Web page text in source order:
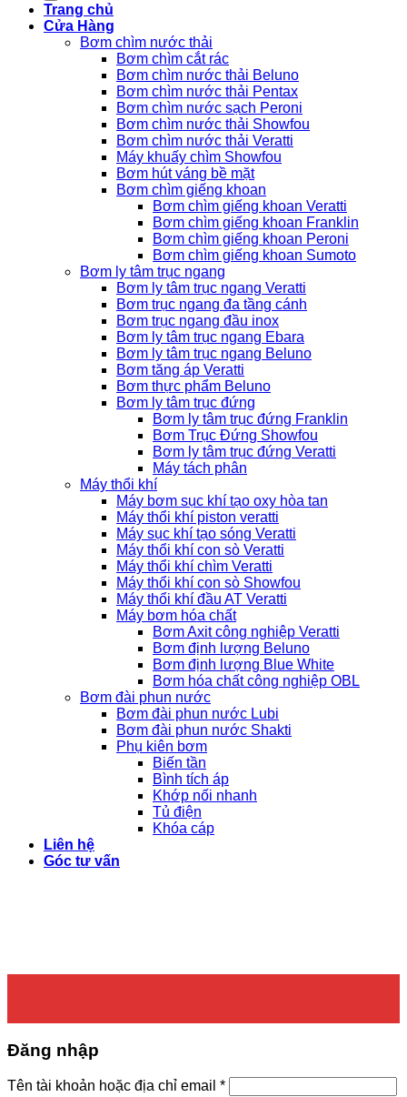
Trang chủ
Cửa Hàng
Bơm chìm nước thải
Bơm chìm cắt rác
Bơm chìm nước thải Beluno
Bơm chìm nước thải Pentax
Bơm chìm nước sạch Peroni
Bơm chìm nước thải Showfou
Bơm chìm nước thải Veratti
Máy khuấy chìm Showfou
Bơm hút váng bề mặt
Bơm chìm giếng khoan
Bơm chìm giếng khoan Veratti
Bơm chìm giếng khoan Franklin
Bơm chìm giếng khoan Peroni
Bơm chìm giếng khoan Sumoto
Bơm ly tâm trục ngang
Bơm ly tâm trục ngang Veratti
Bơm trục ngang đa tầng cánh
Bơm trục ngang đầu inox
Bơm ly tâm trục ngang Ebara
Bơm ly tâm trục ngang Beluno
Bơm tăng áp Veratti
Bơm thực phẩm Beluno
Bơm ly tâm trục đứng
Bơm ly tâm trục đứng Franklin
Bơm Trục Đứng Showfou
Bơm ly tâm trục đứng Veratti
Máy tách phân
Máy thổi khí
Máy bơm sục khí tạo oxy hòa tan
Máy thổi khí piston veratti
Máy sục khí tạo sóng Veratti
Máy thổi khí con sò Veratti
Máy thổi khí chìm Veratti
Máy thổi khí con sò Showfou
Máy thổi khí đầu AT Veratti
Máy bơm hóa chất
Bơm Axit công nghiệp Veratti
Bơm định lượng Beluno
Bơm định lượng Blue White
Bơm hóa chất công nghiệp OBL
Bơm đài phun nước
Bơm đài phun nước Lubi
Bơm đài phun nước Shakti
Phụ kiên bơm
Biến tần
Bình tích áp
Khớp nối nhanh
Tủ điện
Khóa cáp
Liên hệ
Góc tư vấn
Đăng nhập
Tên tài khoản hoặc địa chỉ email *Bắt